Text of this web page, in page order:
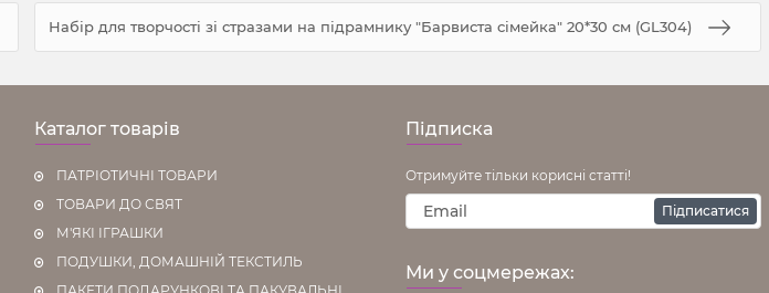
Набір для творчості зі стразами на підрамнику "Барвиста сімейка" 20*30 см (GL304)
Каталог товарів
ПАТРІОТИЧНІ ТОВАРИ
ТОВАРИ ДО СВЯТ
М'ЯКІ ІГРАШКИ
ПОДУШКИ, ДОМАШНІЙ ТЕКСТИЛЬ
Підписка
Отримуйте тільки корисні статті!
Підписатися
Ми у соцмережах: